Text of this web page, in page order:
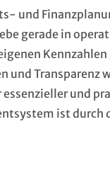
und
gerade in
Transparenz
und
ist durch